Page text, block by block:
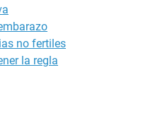
no fertiles
la regla